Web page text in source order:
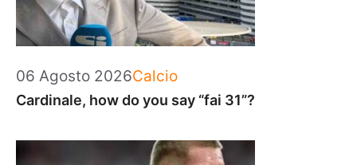
06 Agosto 2026Categorie
Calcio
Cardinale, how do you say “fai 31”?